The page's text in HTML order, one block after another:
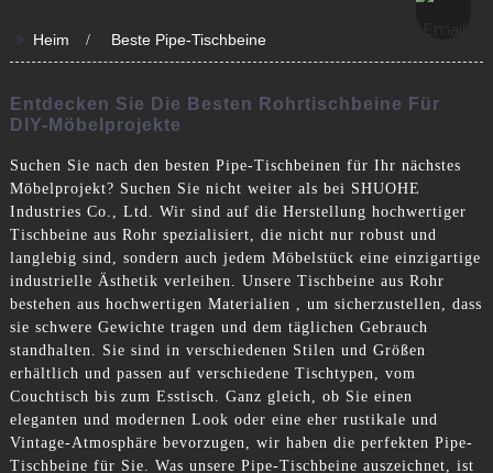
>> Heim Beste Pipe-Tischbeine
Entdecken Sie Die Besten Rohrtischbeine Für
DIY-Möbelprojekte
Suchen Sie nach den besten Pipe-Tischbeinen für Ihr nächstes
Möbelprojekt? Suchen Sie nicht weiter als bei SHUOHE
Industries Co., Ltd. Wir sind auf die Herstellung hochwertiger
Tischbeine aus Rohr spezialisiert, die nicht nur robust und
langlebig sind, sondern auch jedem Möbelstück eine einzigartige
industrielle Ästhetik verleihen. Unsere Tischbeine aus Rohr
bestehen aus hochwertigen Materialien , um sicherzustellen, dass
sie schwere Gewichte tragen und dem täglichen Gebrauch
standhalten. Sie sind in verschiedenen Stilen und Größen
erhältlich und passen auf verschiedene Tischtypen, vom
Couchtisch bis zum Esstisch. Ganz gleich, ob Sie einen
eleganten und modernen Look oder eine eher rustikale und
Vintage-Atmosphäre bevorzugen, wir haben die perfekten Pipe-
Tischbeine für Sie. Was unsere Pipe-Tischbeine auszeichnet, ist